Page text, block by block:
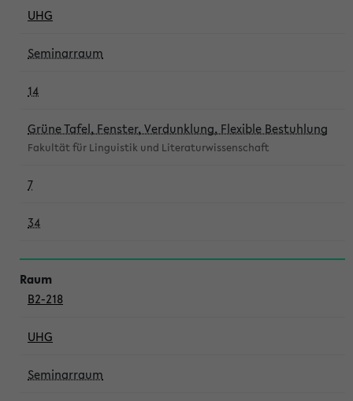
UHG
Seminarraum
14
Grüne Tafel, Fenster, Verdunklung, Flexible Bestuhlung
Fakultät für Linguistik und Literaturwissenschaft
7
34
B2-218
UHG
Seminarraum